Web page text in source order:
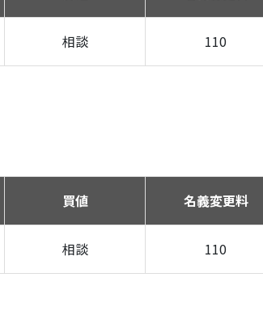
相談 110
買値 名義変更料
相談 110